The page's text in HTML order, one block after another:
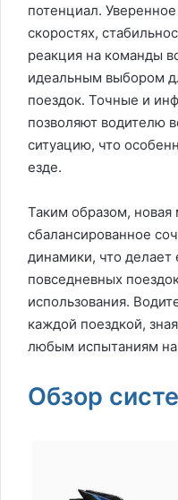
потенциал.
скоростях,
реакция на команды
идеальным выбором
поездок. Точные и
позволяют водителю
ситуацию, что
езде.
Таким образом, новая
сбалансированное
динамики, что
повседневных
использования.
каждой поездкой,
любым испытаниям на
Обзор